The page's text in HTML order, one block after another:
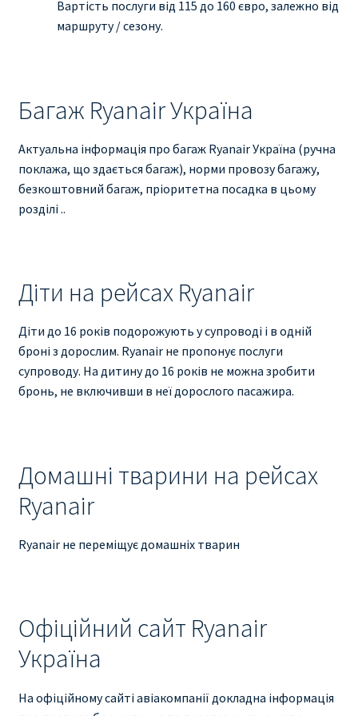
Вартість послуги від 115 до 160 євро, залежно від
маршруту / сезону.
Багаж Ryanair Україна
Актуальна інформація про багаж Ryanair Україна (ручна
поклажа, що здається багаж), норми провозу багажу,
безкоштовний багаж, пріоритетна посадка в цьому
розділі ..
Діти на рейсах Ryanair
Діти до 16 років подорожують у супроводі і в одній
броні з дорослим. Ryanair не пропонує послуги
супроводу. На дитину до 16 років не можна зробити
бронь, не включивши в неї дорослого пасажира.
Домашні тварини на рейсах
Ryanair
Ryanair не переміщує домашніх тварин
Офіційний сайт Ryanair
Україна
На офіційному сайті авіакомпанії докладна інформація